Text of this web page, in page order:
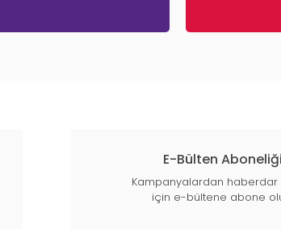
E-Bülten Aboneliği
Kampanyalardan haberdar
için e-bültene abone